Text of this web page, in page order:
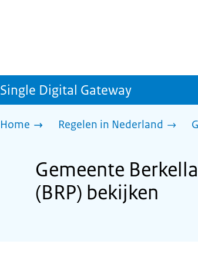
Single Digital Gateway
Home Regelen in Nederland
Gemeente
(BRP) bekijken